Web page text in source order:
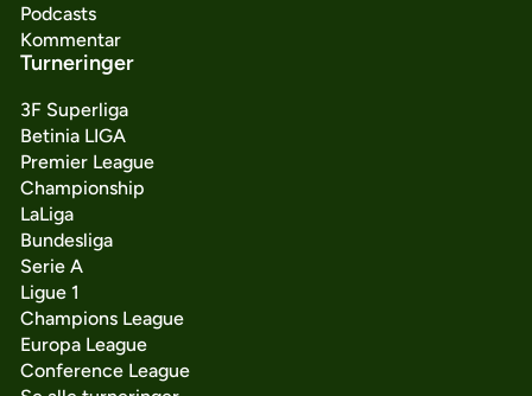
Podcasts
Kommentar
Turneringer
3F Superliga
Betinia LIGA
Premier League
Championship
LaLiga
Bundesliga
Serie A
Ligue 1
Champions League
Europa League
Conference League